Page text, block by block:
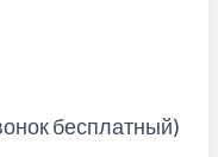
бесплатный)